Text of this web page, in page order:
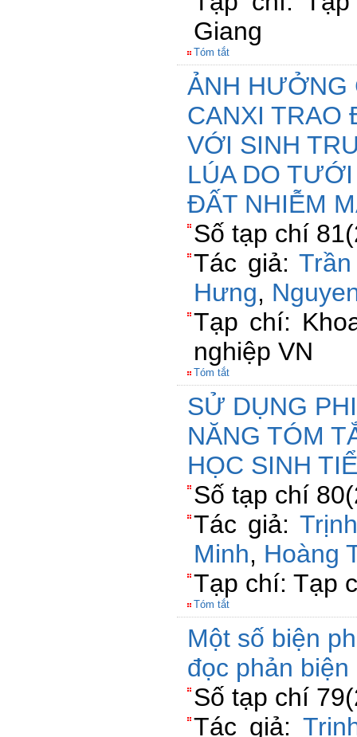
Giang
Tóm tắt
ẢNH HƯỞNG
CANXI TRAO
VỚI SINH
LÚA DO
ĐẤT NHIỄM
Số tạp chí
Tác giả:
Hưng,
Tạp chí:
nghiệp VN
Tóm tắt
SỬ DỤNG
NĂNG TÓM
HỌC SINH
Số tạp chí
Tác giả:
Minh, Hoàng
Tạp chí: Tạp
Tóm tắt
Một số biện
đọc phản
Số tạp chí
Tác giả: